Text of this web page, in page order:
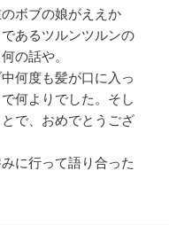
ボブの娘がええか
あるツルンツルンの
の話や。
何度も髪が口に入っ
何よりでした。そし
で、おめでとうござ
に行って語り合った